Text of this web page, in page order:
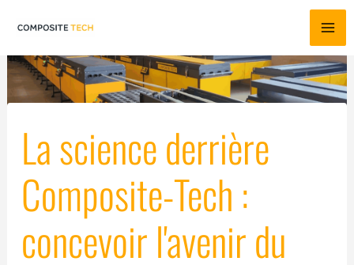
Aller
au
contenu
La science derrière
Composite-Tech :
concevoir l'avenir du